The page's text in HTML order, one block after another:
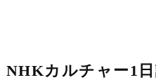
NHKカルチャー1